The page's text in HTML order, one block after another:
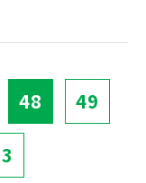
48 49